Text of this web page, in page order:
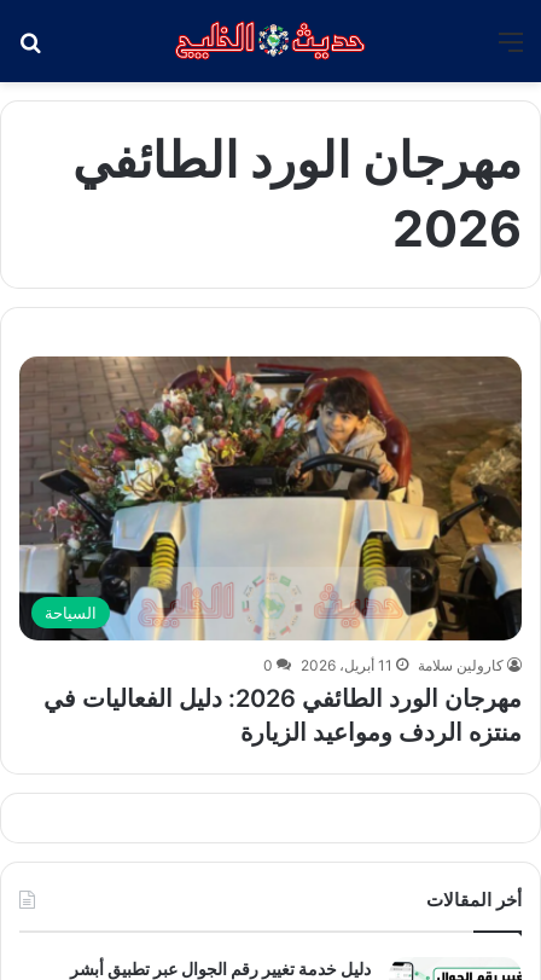
مهرجان الورد الطائفي
2026
السياحة
كارولين سلامة 11 أبريل، 2026 0
مهرجان الورد الطائفي 2026: دليل الفعاليات في
منتزه الردف ومواعيد الزيارة
أخر المقالات
دليل خدمة تغيير رقم الجوال عبر تطبيق أبشر